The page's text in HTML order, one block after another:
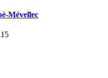
Mévellec